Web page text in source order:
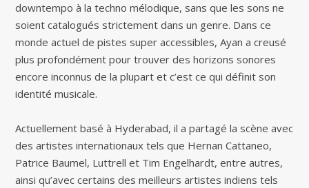
downtempo à la techno mélodique, sans que les sons ne
soient catalogués strictement dans un genre. Dans ce
monde actuel de pistes super accessibles, Ayan a creusé
plus profondément pour trouver des horizons sonores
encore inconnus de la plupart et c’est ce qui définit son
identité musicale.
Actuellement basé à Hyderabad, il a partagé la scène avec
des artistes internationaux tels que Hernan Cattaneo,
Patrice Baumel, Luttrell et Tim Engelhardt, entre autres,
ainsi qu’avec certains des meilleurs artistes indiens tels